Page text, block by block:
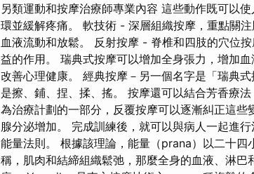
另類運動和按摩治療師專業內容 這些動作既可以
環並緩解疼痛。 軟技術 - 深層組織按摩，重點關
血液流動和放鬆。 反射按摩 - 脊椎和四肢的穴位
益的作用。 瑞典式按摩可以增加全身張力，增加
改善心理健康。 經典按摩－另一個名字是「瑞典
是擦、鋪、捏、揉、搖。 按摩還可以結合芳香療
為治療計劃的一部分，反覆按摩可以逐漸糾正這
腺分泌增加。 完成訓練後，就可以與病人一起進
能量法則。 根據該理論，能量（prana）以二十
稱，肌肉和結締組織鬆弛，那麼全身的血液、淋